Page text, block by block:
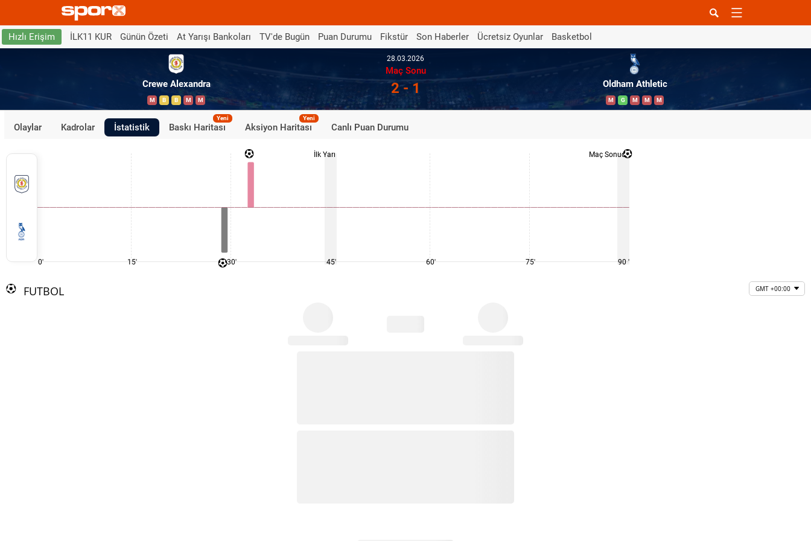
Hızlı Erişim İLK11 KUR Günün Özeti At Yarışı Bankoları TV'de Bugün Puan Durumu Fikstür Son Haberler Ücretsiz Oyunlar Basketbol
Crewe Alexandra
M B B M M
28.03.2026
Maç Sonu
2 - 1 Oldham Athletic
M G M M M
Olaylar Kadrolar İstatistik Baskı Haritası
Yeni
Aksiyon Haritası
Yeni
Canlı Puan Durumu
0' 15' 30'
İlk Yarı
45' 60' 75'
Maç Sonucu
90 '
FUTBOL GMT +00:00